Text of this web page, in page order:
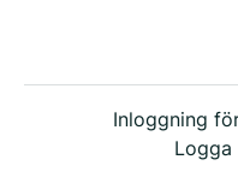
Inloggning